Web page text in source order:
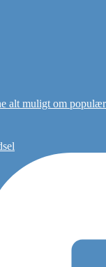
alt muligt om